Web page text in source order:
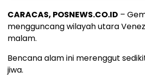
CARACAS, POSNEWS.CO.ID –
mengguncang wilayah utara
malam.
Bencana alam ini merenggut
jiwa.